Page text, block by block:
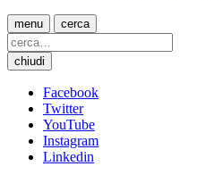
menu cerca
chiudi
Facebook
Twitter
YouTube
Instagram
Linkedin